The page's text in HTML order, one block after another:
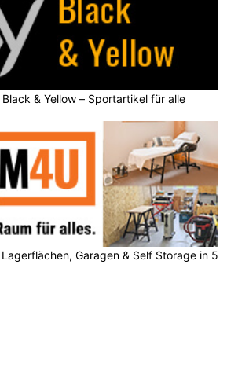
& Yellow – Sportartikel für alle
Garagen & Self Storage in 5